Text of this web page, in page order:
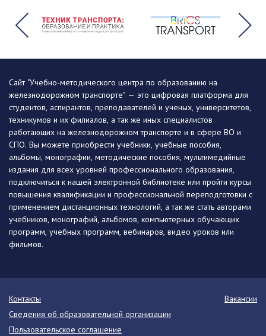
Сайт "Учебно-методического центра по образованию на
железнодорожном транспорте" — это цифровая платформа для
студентов, аспирантов, преподавателей и ученых, университетов,
техникумов и их филиалов, а так же иных специалистов
работающих на железнодорожном транспорте и в сфере ВО и
СПО. Вы можете приобрести учебники, учебные пособия,
альбомы, монографии, методические пособия, мультимедийные
издания для всех уровней профессионального образования,
подключиться к нашей электронной библиотеке или пройти курсы
повышения квалификации и профессиональной переподготовки с
применением дистанционных технологий, а так же стать авторами
учебников, монографий, альбомов, компьютерных обучающих
программ, учебных программ, вебинаров, видео уроков или
фильмов.
Контакты
Вакансии
Сведения об образовательной организации
Пользовательское соглашение